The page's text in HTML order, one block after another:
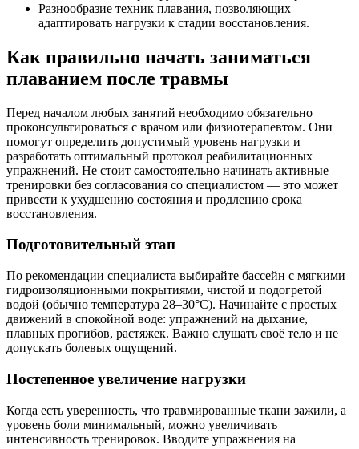
Разнообразие техник плавания, позволяющих
адаптировать нагрузки к стадии восстановления.
Как правильно начать заниматься
плаванием после травмы
Перед началом любых занятий необходимо обязательно
проконсультироваться с врачом или физиотерапевтом. Они
помогут определить допустимый уровень нагрузки и
разработать оптимальный протокол реабилитационных
упражнений. Не стоит самостоятельно начинать активные
тренировки без согласования со специалистом — это может
привести к ухудшению состояния и продлению срока
восстановления.
Подготовительный этап
По рекомендации специалиста выбирайте бассейн с мягкими
гидроизоляционными покрытиями, чистой и подогретой
водой (обычно температура 28–30°C). Начинайте с простых
движений в спокойной воде: упражнений на дыхание,
плавных прогибов, растяжек. Важно слушать своё тело и не
допускать болевых ощущений.
Постепенное увеличение нагрузки
Когда есть уверенность, что травмированные ткани зажили, а
уровень боли минимальный, можно увеличивать
интенсивность тренировок. Вводите упражнения на